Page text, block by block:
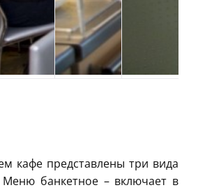
кафе представлены три вида
банкетное – включает в